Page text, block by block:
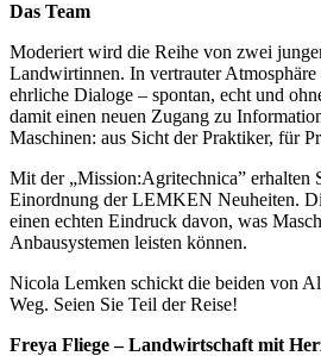
Das Team
Moderiert wird die Reihe von zwei
Landwirtinnen. In vertrauter Atmosphäre
ehrliche Dialoge – spontan, echt und
damit einen neuen Zugang zu
Maschinen: aus Sicht der Praktiker, für
Mit der „Mission:Agritechnica” erhalten
Einordnung der LEMKEN Neuheiten.
einen echten Eindruck davon, was
Anbausystemen leisten können.
Nicola Lemken schickt die beiden von
Weg. Seien Sie Teil der Reise!
Freya Fliege – Landwirtschaft mit